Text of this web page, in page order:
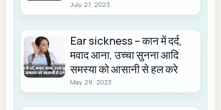
July 27, 2023
Ear sickness – कान में दर्द,
मवाद आना, उच्चा सुनना आदि
समस्या को आसानी से हल करे
May 29, 2023